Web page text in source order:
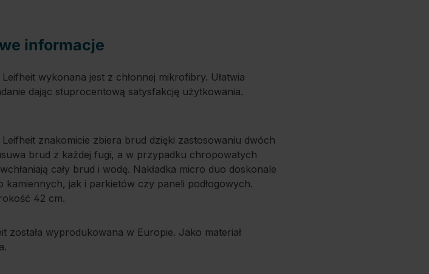
informacje
wykonana jest z chłonnej mikrofibry. Ułatwia
dając stuprocentową satysfakcję użytkowania.
znakomicie zbiera brud dzięki zastosowaniu dwóch
brud z każdej fugi, a w przypadku chropowatych
cały brud i wodę. Nakładka micro duo doskonale
jak i parkietów czy paneli podłogowych.
42 cm.
została wyprodukowana w Europie. Jako materiał